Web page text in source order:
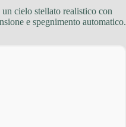
cielo stellato realistico con
e spegnimento automatico.